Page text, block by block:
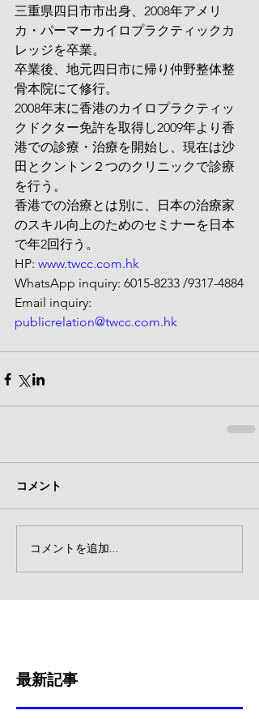
三重県四日市市出身、2008年アメリ
カ・パーマーカイロプラクティックカ
レッジを卒業。
卒業後、地元四日市に帰り仲野整体整
骨本院にて修行。
2008年末に香港のカイロプラクティッ
クドクター免許を取得し2009年より香
港での診療・治療を開始し、現在は沙
田とクントン２つのクリニックで診療
を行う。
香港での治療とは別に、日本の治療家
のスキル向上のためのセミナーを日本
で年2回行う。
HP: www.twcc.com.hk
WhatsApp inquiry: 6015-8233 /9317-4884
Email inquiry:
publicrelation@twcc.com.hk
コメント
コメントを追加…
最新記事